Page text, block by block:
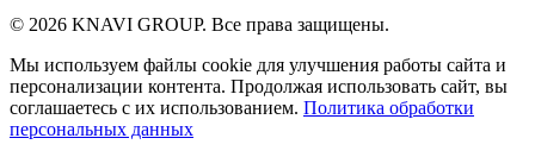
© 2026 KNAVI GROUP. Все права защищены.
Мы используем файлы cookie для улучшения работы сайта и
персонализации контента. Продолжая использовать сайт, вы
соглашаетесь с их использованием. Политика обработки
персональных данных